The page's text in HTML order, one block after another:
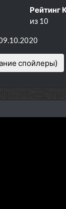
Рейтинг
из 10
спойлеры)